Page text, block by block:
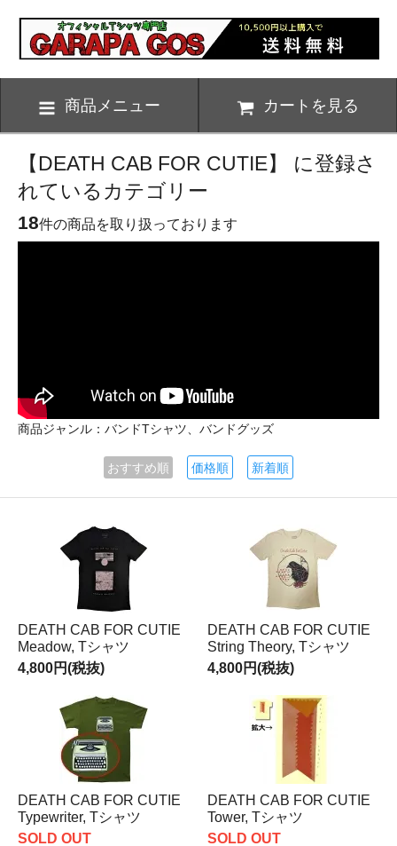
商品メニュー カートを見る
【DEATH CAB FOR CUTIE】 に登録さ
れているカテゴリー
18件の商品を取り扱っております
商品ジャンル：バンドTシャツ、バンドグッズ
おすすめ順 価格順 新着順
DEATH CAB FOR CUTIE
Meadow, Tシャツ
4,800円(税抜)
DEATH CAB FOR CUTIE
String Theory, Tシャツ
4,800円(税抜)
DEATH CAB FOR CUTIE
Typewriter, Tシャツ
SOLD OUT
DEATH CAB FOR CUTIE
Tower, Tシャツ
SOLD OUT